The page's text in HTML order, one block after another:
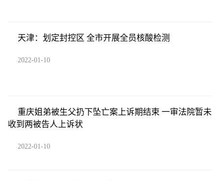
天津：划定封控区 全市开展全员核酸检测
2022-01-10
重庆姐弟被生父扔下坠亡案上诉期结束 一审法院暂未
收到两被告人上诉状
2022-01-10